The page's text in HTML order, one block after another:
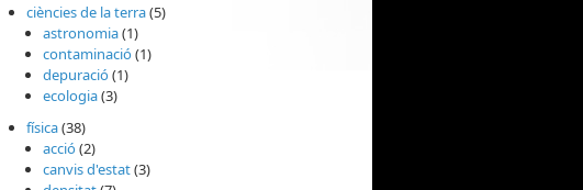
ciències de la terra(5)
astronomia(1)
contaminació(1)
depuració(1)
ecologia(3)
física(38)
acció(2)
canvis d'estat(3)